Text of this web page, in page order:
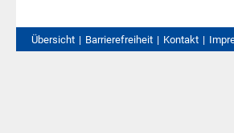
Übersicht Barrierefreiheit Kontakt